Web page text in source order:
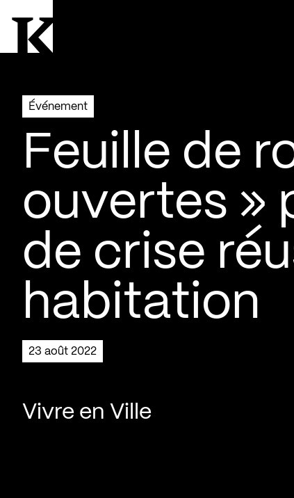
Événement
Feuille de
ouvertes »
de crise
habitation
23 août 2022
Vivre en Ville